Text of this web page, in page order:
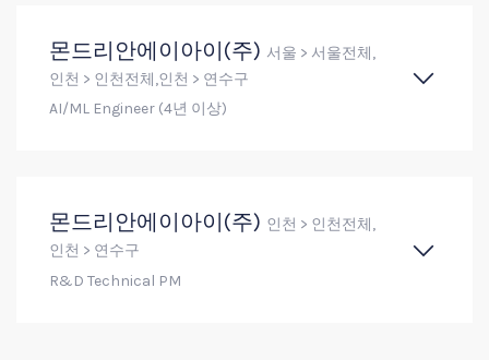
몬드리안에이아이(주) 서울 > 서울전체,
인천 > 인천전체,인천 > 연수구
AI/ML Engineer (4년 이상)
몬드리안에이아이(주) 인천 > 인천전체,
인천 > 연수구
R&D Technical PM